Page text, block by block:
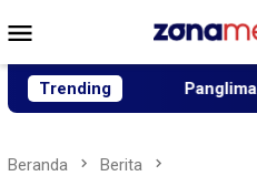
ke
Mobile
TrendingPanglima Jhony
Beranda Berita